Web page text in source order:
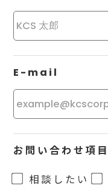
E-mail
お問い合わせ項目
相談したい